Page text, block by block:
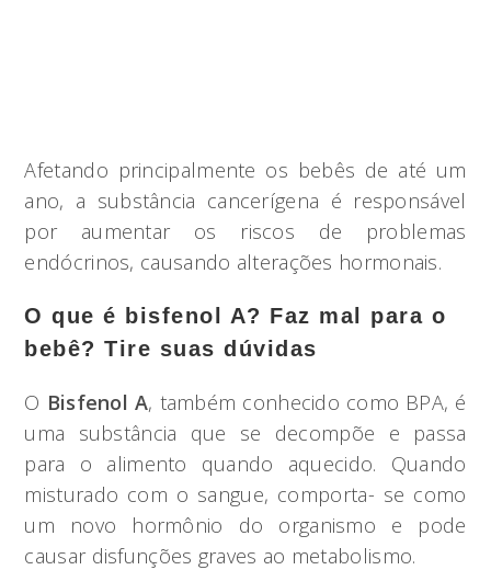
Afetando principalmente os bebês de até um
ano, a substância cancerígena é responsável
por aumentar os riscos de problemas
endócrinos, causando alterações hormonais.
O que é bisfenol A? Faz mal para o
bebê? Tire suas dúvidas
O Bisfenol A, também conhecido como BPA, é
uma substância que se decompõe e passa
para o alimento quando aquecido. Quando
misturado com o sangue, comporta- se como
um novo hormônio do organismo e pode
causar disfunções graves ao metabolismo.